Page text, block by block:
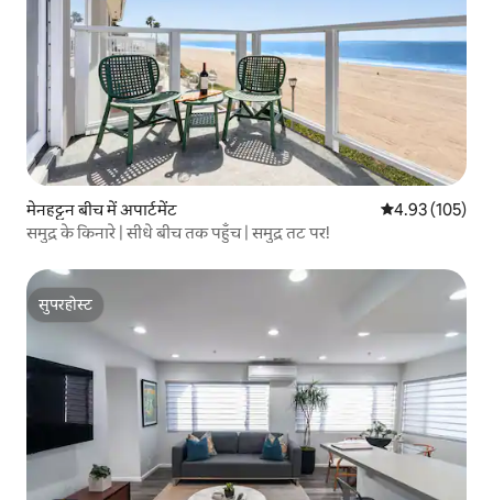
मेनहट्टन बीच में अपार्टमेंट औसत रेटिंग 5 में से
4.93 (105)
समुद्र के किनारे | सीधे बीच तक पहुँच | समुद्र तट पर!
सुपरहोस्ट
सुपरहोस्ट